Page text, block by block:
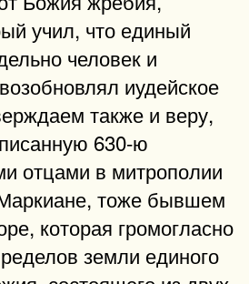
учил, что единый
человек и
иудейское
также и веру,
630-ю
отцами в митрополии
тоже бывшем
которая громогласно
земли единого